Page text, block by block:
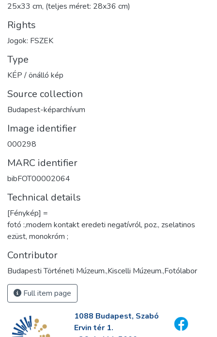
25x33 cm, (teljes méret: 28x36 cm)
Rights
Jogok: FSZEK
Type
KÉP / önálló kép
Source collection
Budapest-képarchívum
Image identifier
000298
MARC identifier
bibFOT00002064
Technical details
[Fénykép] =
fotó :,modern kontakt eredeti negatívról, poz., zselatinos
ezüst, monokróm ;
Contributor
Budapesti Történeti Múzeum.,Kiscelli Múzeum.,Fotólabor
Full item page
1088 Budapest, Szabó
Ervin tér 1.